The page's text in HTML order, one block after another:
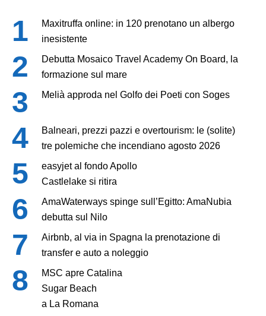
Maxitruffa online: in 120 prenotano un albergo
inesistente
Debutta Mosaico Travel Academy On Board, la
formazione sul mare
Melià approda nel Golfo dei Poeti con Soges
Balneari, prezzi pazzi e overtourism: le (solite)
tre polemiche che incendiano agosto 2026
easyjet al fondo Apollo
Castlelake si ritira
AmaWaterways spinge sull’Egitto: AmaNubia
debutta sul Nilo
Airbnb, al via in Spagna la prenotazione di
transfer e auto a noleggio
MSC apre Catalina
Sugar Beach
a La Romana